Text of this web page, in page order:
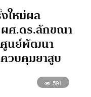
ใหม่ผล
ผศ.ดร.ลักขณา
ศูนย์พัฒนา
วบคุมยาสูบ
591